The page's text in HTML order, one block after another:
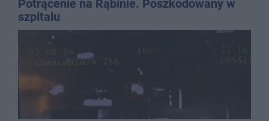
Potrącenie na Rąbinie. Poszkodowany w
szpitalu